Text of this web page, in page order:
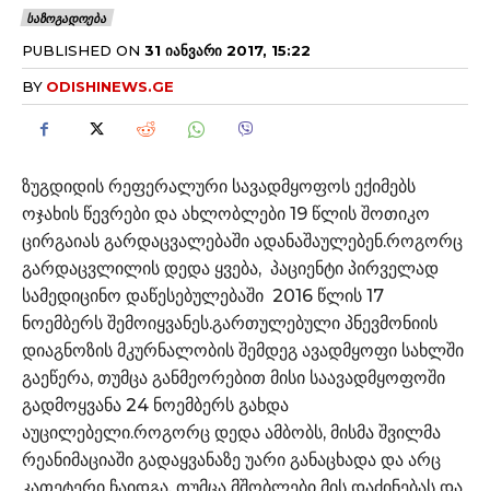
ᲡᲐᲖᲝᲒᲐᲓᲝᲔᲑᲐ
PUBLISHED ON 31 ᲘᲐᲜᲕᲐᲠᲘ 2017, 15:22
BY ODISHINEWS.GE
ზუგდიდის რეფერალური სავადმყოფოს ექიმებს
ოჯახის წევრები და ახლობლები 19 წლის შოთიკო
ცირგაიას გარდაცვალებაში ადანაშაულებენ.როგორც
გარდაცვლილის დედა ყვება, პაციენტი პირველად
სამედიცინო დაწესებულებაში 2016 წლის 17
ნოემბერს შემოიყვანეს.გართულებული პნევმონიის
დიაგნოზის მკურნალობის შემდეგ ავადმყოფი სახლში
გაეწერა, თუმცა განმეორებით მისი საავადმყოფოში
გადმოყვანა 24 ნოემბერს გახდა
აუცილებელი.როგორც დედა ამბობს, მისმა შვილმა
რეანიმაციაში გადაყვანაზე უარი განაცხადა და არც